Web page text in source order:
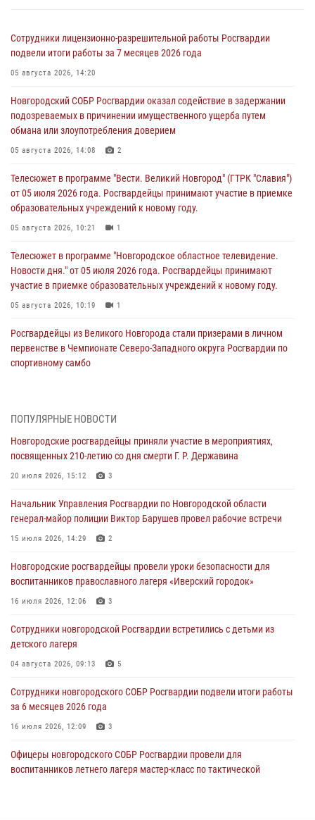
Сотрудники лицензионно-разрешительной работы Росгвардии
подвели итоги работы за 7 месяцев 2026 года
05 августа 2026, 14:20
Новгородский СОБР Росгвардии оказал содействие в задержании
подозреваемых в причинении имущественного ущерба путем
обмана или злоупотребления доверием
05 августа 2026, 14:08 2
Телесюжет в программе "Вести. Великий Новгород" (ГТРК "Славия")
от 05 июля 2026 года. Росгвардейцы принимают участие в приемке
образовательных учреждений к новому году.
05 августа 2026, 10:21 1
Телесюжет в программе "Новгородское областное телевидение.
Новости дня." от 05 июля 2026 года. Росгвардейцы принимают
участие в приемке образовательных учреждений к новому году.
05 августа 2026, 10:19 1
Росгвардейцы из Великого Новгорода стали призерами в личном
первенстве в Чемпионате Северо-Западного округа Росгвардии по
спортивному самбо
детского лагеря
04 августа 2026, 09:13 5
Новгородские росгвардейцы за неделю осуществили 203 выезда на
04 августа 2026, 09:12 1
Радиоэфир программы "Новости дня" на радио "Радио53" от 30
центре подготовки личного состава Росгвардии.
30 июля 2026, 16:00 1
разрешительной работы Росгвардии провели телефонную «горячую
линию»
30 июля 2026, 14:36 1
Новгородские росгвардейцы рассказали о службе детям из летнего
лагеря «Волынь»
30 июля 2026, 08:40 5
ПОПУЛЯРНЫЕ НОВОСТИ
Новгородские росгвардейцы приняли участие в мероприятиях,
посвященных 210-летию со дня смерти Г. Р. Державина
20 июля 2026, 15:12 3
Начальник Управления Росгвардии по Новгородской области
генерал-майор полиции Виктор Барушев провел рабочие встречи
15 июля 2026, 14:29 2
Новгородские росгвардейцы провели уроки безопасности для
воспитанников православного лагеря «Иверский городок»
16 июля 2026, 12:06 3
Сотрудники новгородской Росгвардии встретились с детьми из
детского лагеря
04 августа 2026, 09:13 5
Сотрудники новгородского СОБР Росгвардии подвели итоги работы
за 6 месяцев 2026 года
16 июля 2026, 12:09 3
Офицеры новгородского СОБР Росгвардии провели для
воспитанников летнего лагеря мастер-класс по тактической